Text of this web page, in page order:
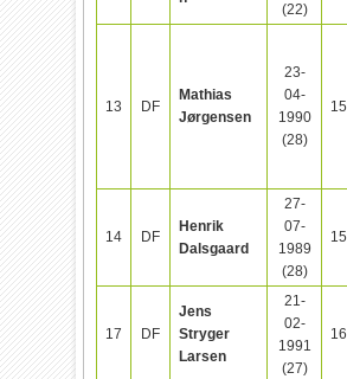
(22)
13 DF
Mathias
Jørgensen
23-
04-
1990
(28)
15
14 DF
Henrik
Dalsgaard
27-
07-
1989
(28)
15
17 DF
Jens
Stryger
Larsen
21-
02-
1991
(27)
16